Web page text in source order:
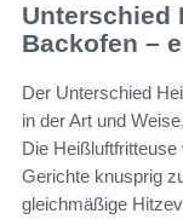
Unterschied
Backofen –
Der Unterschied
in der Art und
Die
Gerichte knusprig
gleichmäßige